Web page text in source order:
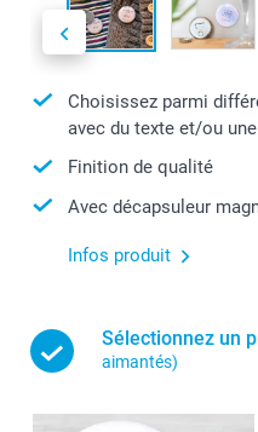
Choisissez parmi
avec du texte et/ou
Finition de qualité
Avec décapsuleur
Infos produit
Sélectionnez un
aimantés)